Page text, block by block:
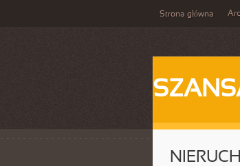
Strona główna